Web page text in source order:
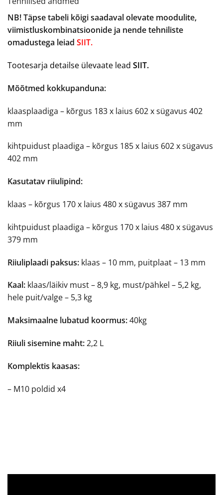
NB! Täpse tabeli kõigi saadaval olevate moodulite,
viimistluskombinatsioonide ja nende tehniliste
omadustega leiad SIIT.
Tootesarja detailse ülevaate lead SIIT.
Mõõtmed kokkupanduna:
klaasplaadiga – kõrgus 183 x laius 602 x sügavus 402
mm
kihtpuidust plaadiga – kõrgus 185 x laius 602 x sügavus
402 mm
Kasutatav riiulipind:
klaas – kõrgus 170 x laius 480 x sügavus 387 mm
kihtpuidust plaadiga – kõrgus 170 x laius 480 x sügavus
379 mm
Riiuliplaadi paksus: klaas – 10 mm, puitplaat – 13 mm
Kaal: klaas/läikiv must – 8,9 kg, must/pähkel – 5,2 kg,
hele puit/valge – 5,3 kg
Maksimaalne lubatud koormus:40kg
Riiuli sisemine maht:2,2 L
Komplektis kaasas:
– M10 poldid x4